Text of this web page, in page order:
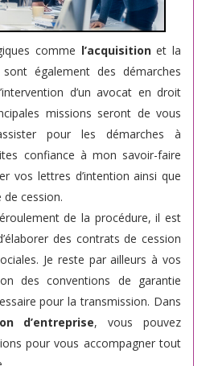
comme l’acquisitionet la
sont également des démarches
d’un avocat en droit
missions seront de vous
pour les démarches à
confiance à mon savoir-faire
vos lettres d’intention ainsi que
cession.
de la procédure, il est
des contrats de cession
Je reste par ailleurs à vos
des conventions de garantie
pour la transmission. Dans
d’entreprise, vous pouvez
pour vous accompagner tout